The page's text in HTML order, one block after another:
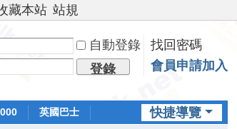
藏本站 站規
自動登錄
找回密碼
登錄 會員申請加入
快捷導覽
英國巴士